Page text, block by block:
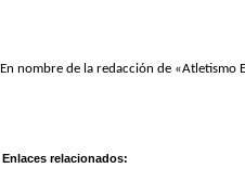
En nombre de la redacción de «Atletismo
Enlaces relacionados: